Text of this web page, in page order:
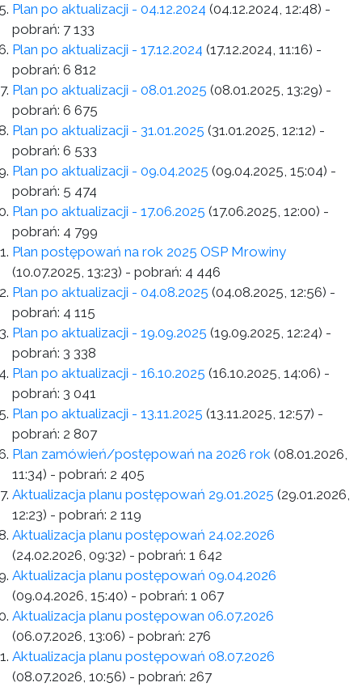
Plan po aktualizacji - 04.12.2024 (04.12.2024, 12:48) -
pobrań: 7 133
Plan po aktualizacji - 17.12.2024 (17.12.2024, 11:16) -
pobrań: 6 812
Plan po aktualizacji - 08.01.2025 (08.01.2025, 13:29) -
pobrań: 6 675
Plan po aktualizacji - 31.01.2025 (31.01.2025, 12:12) -
pobrań: 6 533
Plan po aktualizacji - 09.04.2025 (09.04.2025, 15:04) -
pobrań: 5 474
Plan po aktualizacji - 17.06.2025 (17.06.2025, 12:00) -
pobrań: 4 799
Plan postępowań na rok 2025 OSP Mrowiny
(10.07.2025, 13:23) - pobrań: 4 446
Plan po aktualizacji - 04.08.2025 (04.08.2025, 12:56) -
pobrań: 4 115
Plan po aktualizacji - 19.09.2025 (19.09.2025, 12:24) -
pobrań: 3 338
Plan po aktualizacji - 16.10.2025 (16.10.2025, 14:06) -
pobrań: 3 041
Plan po aktualizacji - 13.11.2025 (13.11.2025, 12:57) -
pobrań: 2 807
Plan zamówień/postępowań na 2026 rok (08.01.2026,
11:34) - pobrań: 2 405
Aktualizacja planu postępowań 29.01.2025 (29.01.2026,
12:23) - pobrań: 2 119
Aktualizacja planu postępowań 24.02.2026
(24.02.2026, 09:32) - pobrań: 1 642
Aktualizacja planu postępowań 09.04.2026
(09.04.2026, 15:40) - pobrań: 1 067
Aktualizacja planu postępowan 06.07.2026
(06.07.2026, 13:06) - pobrań: 276
Aktualizacja planu postępowań 08.07.2026
(08.07.2026, 10:56) - pobrań: 267